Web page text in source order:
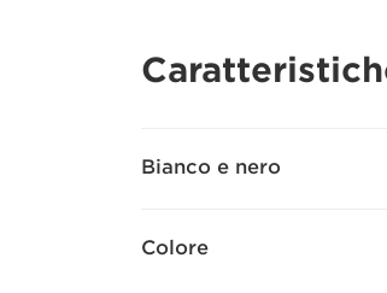
Bianco e nero
Colore